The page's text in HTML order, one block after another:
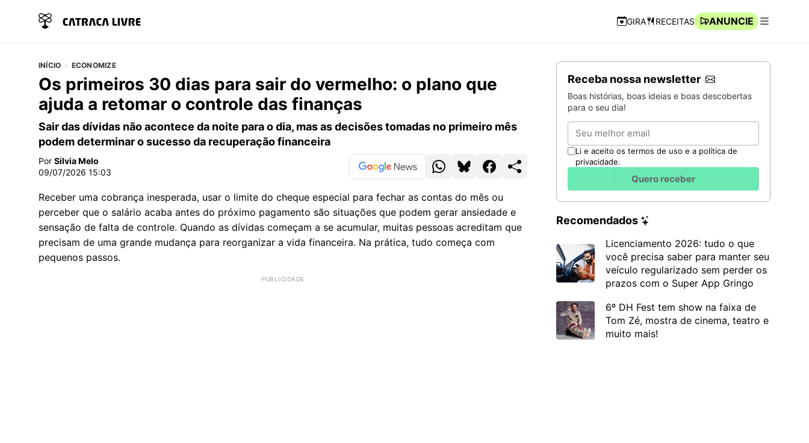
Navegação Rápida
GIRA RECEITAS
ANUNCIE
INÍCIO ECONOMIZE
Os primeiros 30 dias para sair do vermelho: o plano que
ajuda a retomar o controle das finanças
Sair das dívidas não acontece da noite para o dia, mas as decisões tomadas no primeiro mês
podem determinar o sucesso da recuperação financeira
Por Silvia Melo
09/07/2026 15:03
Receber uma cobrança inesperada, usar o limite do cheque especial para fechar as contas do mês ou
perceber que o salário acaba antes do próximo pagamento são situações que podem gerar ansiedade e
sensação de falta de controle. Quando as dívidas começam a se acumular, muitas pessoas acreditam que
precisam de uma grande mudança para reorganizar a vida financeira. Na prática, tudo começa com
pequenos passos.
Receba nossa newsletter
Boas histórias, boas ideias e boas descobertas
para o seu dia!
Email
Li e aceito os termos de uso e a política de
privacidade.
Quero receber
Recomendados
Licenciamento 2026: tudo o que
você precisa saber para manter seu
veículo regularizado sem perder os
prazos com o Super App Gringo
6º DH Fest tem show na faixa de
Tom Zé, mostra de cinema, teatro e
muito mais!